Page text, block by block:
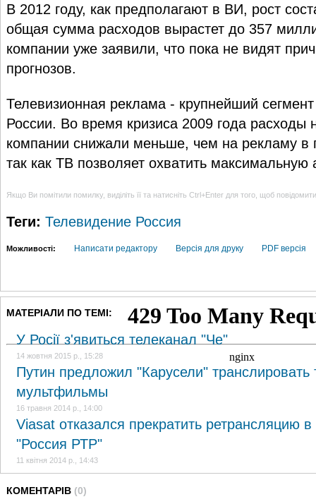
В 2012 году, как предполагают в ВИ, рост
общая сумма расходов вырастет до 357
компании уже заявили, что пока не видят
прогнозов.
Телевизионная реклама - крупнейший
России. Во время кризиса 2009 года расходы
компании снижали меньше, чем на рекламу в
так как ТВ позволяет охватить максимальную
Якщо Ви помітили помилку, виділіть її та натисніть Ctrl+Enter для того, щоб
Теги: Телевидение Россия
Можливості: Написати редактору Версія для друку PDF версія
МАТЕРІАЛИ ПО ТЕМІ:
У Росії з'явиться телеканал "Че"
14 жовтня 2015 р., 15:28
Путин предложил "Карусели" транслировать
мультфильмы
16 травня 2014 р., 14:00
Viasat отказался прекратить ретрансляцию
"Россия РТР"
11 квітня 2014 р., 14:43
КОМЕНТАРІВ (0)